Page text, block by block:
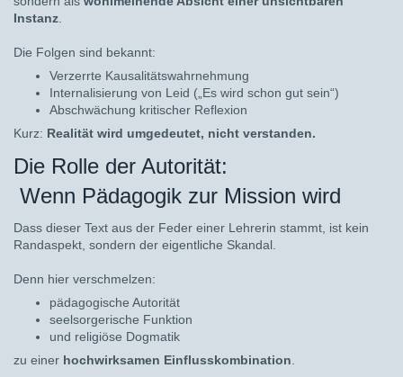
Instanz.
Die Folgen sind bekannt:
Verzerrte Kausalitätswahrnehmung
Internalisierung von Leid („Es wird schon gut sein“)
Abschwächung kritischer Reflexion
Kurz: Realität wird umgedeutet, nicht verstanden.
Die Rolle der Autorität:
Wenn Pädagogik zur Mission wird
Dass dieser Text aus der Feder einer Lehrerin stammt, ist kein
Randaspekt, sondern der eigentliche Skandal.
Denn hier verschmelzen:
pädagogische Autorität
seelsorgerische Funktion
und religiöse Dogmatik
zu einer hochwirksamen Einflusskombination.